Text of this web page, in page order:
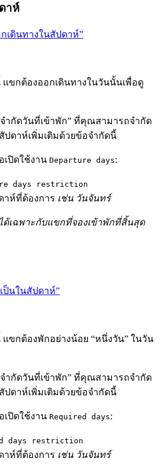
าห์
เดินทางในสัปดาห์”
แขกต้องออกเดินทางในวันนั้นเพื่อดู
ำกัดวันที่เข้าพัก” ที่คุณสามารถจำกัด
ปดาห์เพิ่มเติมด้วยข้อจำกัดนี้
ปิดใช้งาน Departure days:
days restriction
าห์ที่ต้องการ เช่น วันจันทร์
ด้เฉพาะกับแขกที่จองเข้าพักที่สิ้นสุด
ป็นในสัปดาห์”
แขกต้องพักอย่างน้อย “หนึ่งวัน” ในวัน
ำกัดวันที่เข้าพัก” ที่คุณสามารถจำกัด
ปดาห์เพิ่มเติมด้วยข้อจำกัดนี้
ปิดใช้งาน Required days:
days restriction
าห์ที่ต้องการ เช่น วันจันทร์